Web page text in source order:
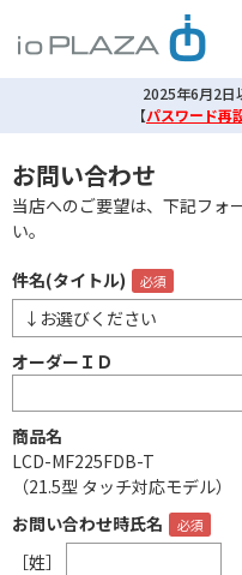
2025年6月2日
【パスワード再
お問い合わせ
当店へのご要望は、下記フォ
い。
件名(タイトル)
オーダーＩＤ
商品名
LCD-MF225FDB-T
（21.5型 タッチ対応モデル）
お問い合わせ時氏名
［姓］